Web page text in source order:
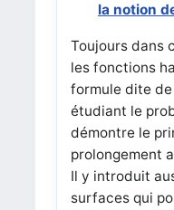
la notion
Toujours dans
les fonctions
formule dite de
étudiant le
démontre le
prolongement
Il y introduit
surfaces qui